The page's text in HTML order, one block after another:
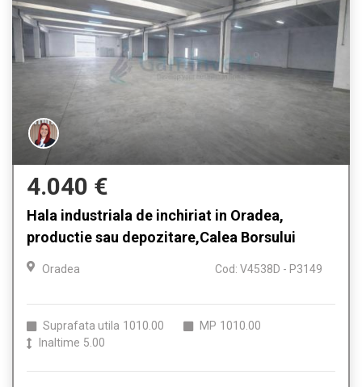
4.040 €
Hala industriala de inchiriat in Oradea,
productie sau depozitare,Calea Borsului
Oradea Cod: V4538D - P3149
Suprafata utila 1010.00 MP 1010.00
Inaltime 5.00